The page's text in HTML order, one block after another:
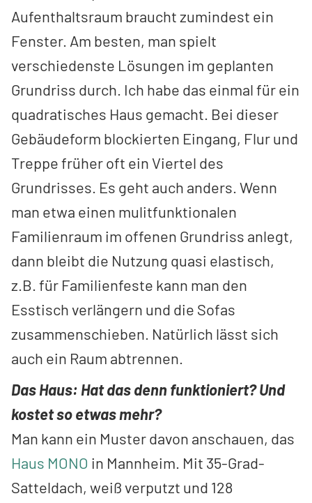
Aufenthaltsraum braucht zumindest ein
Fenster. Am besten, man spielt
verschiedenste Lösungen im geplanten
Grundriss durch. Ich habe das einmal für ein
quadratisches Haus gemacht. Bei dieser
Gebäudeform blockierten Eingang, Flur und
Treppe früher oft ein Viertel des
Grundrisses. Es geht auch anders. Wenn
man etwa einen mulitfunktionalen
Familienraum im offenen Grundriss anlegt,
dann bleibt die Nutzung quasi elastisch,
z.B. für Familienfeste kann man den
Esstisch verlängern und die Sofas
zusammenschieben. Natürlich lässt sich
auch ein Raum abtrennen.
Das Haus: Hat das denn funktioniert? Und
kostet so etwas mehr?
Man kann ein Muster davon anschauen, das
Haus MONO in Mannheim. Mit 35-Grad-
Satteldach, weiß verputzt und 128